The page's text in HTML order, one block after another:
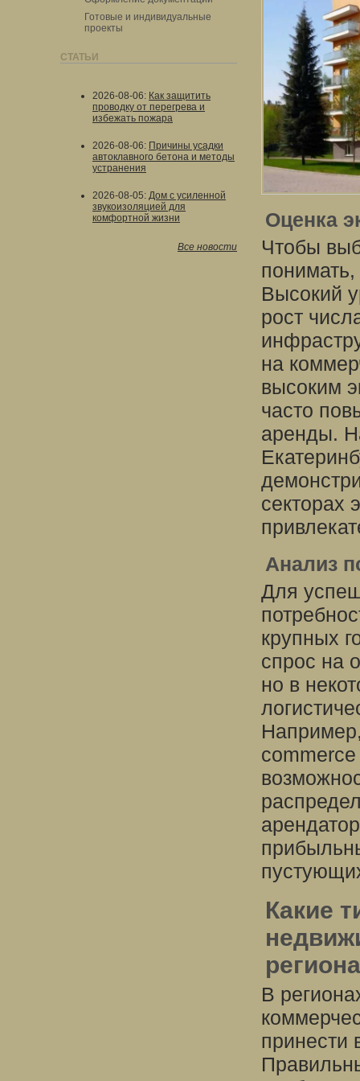
Готовые и индивидуальные
проекты
СТАТЬИ
2026-08-06: Как защитить
проводку от перегрева и
избежать пожара
2026-08-06: Причины усадки
автоклавного бетона и методы
устранения
2026-08-05: Дом с усиленной
звукоизоляцией для
комфортной жизни
Все новости
Оценка
Чтобы
понимать,
Высокий
рост
на
высоким
часто
аренды.
секторах
Анализ
Для
крупных
спрос на
но в
commerce
Какие
В
принести